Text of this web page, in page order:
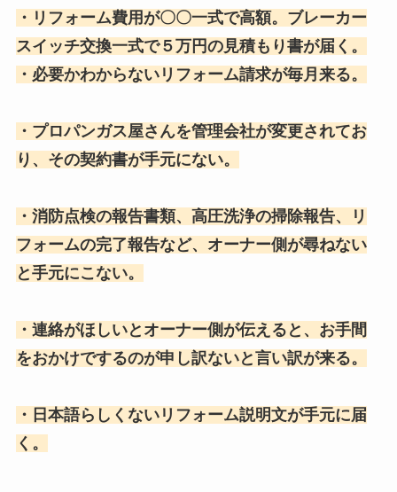
・リフォーム費用が〇〇一式で高額。ブレーカー
スイッチ交換一式で５万円の見積もり書が届く。
・必要かわからないリフォーム請求が毎月来る。
・プロパンガス屋さんを管理会社が変更されてお
り、その契約書が手元にない。
・消防点検の報告書類、高圧洗浄の掃除報告、リ
フォームの完了報告など、オーナー側が尋ねない
と手元にこない。
・連絡がほしいとオーナー側が伝えると、お手間
をおかけでするのが申し訳ないと言い訳が来る。
・日本語らしくないリフォーム説明文が手元に届
く。